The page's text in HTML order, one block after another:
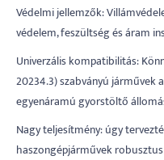
Védelmi jellemzők:
védelem, feszültség és áram
Univerzális kompatibilitás:
20234.3) szabványú járművek
egyenáramú gyorstöltő
Nagy teljesítmény: úgy
haszongépjárművek